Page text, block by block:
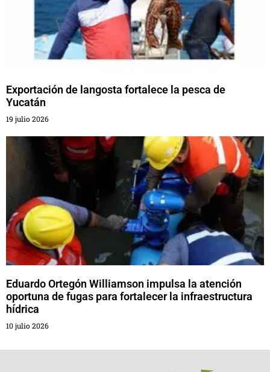
Exportación de langosta fortalece la pesca de
Yucatán
19 julio 2026
Eduardo Ortegón Williamson impulsa la atención
oportuna de fugas para fortalecer la infraestructura
hídrica
10 julio 2026